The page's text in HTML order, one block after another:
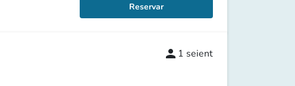
Reservar
person 1 seient